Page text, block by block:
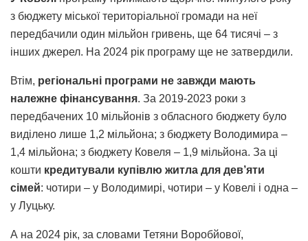
з бюджету міської територіальної громади на неї
передбачили один мільйон гривень, ще 64 тисячі – з
інших джерел. На 2024 рік програму ще не затвердили.
Втім, регіональні програми не завжди мають
належне фінансування. За 2019-2023 роки з
передбачених 10 мільйонів з обласного бюджету було
виділено лише 1,2 мільйона; з бюджету Володимира –
1,4 мільйона; з бюджету Ковеля – 1,9 мільйона. За ці
кошти кредитували купівлю житла для дев’яти
сімей: чотири – у Володимирі, чотири – у Ковелі і одна –
у Луцьку.
А на 2024 рік, за словами Тетяни Воробйової,